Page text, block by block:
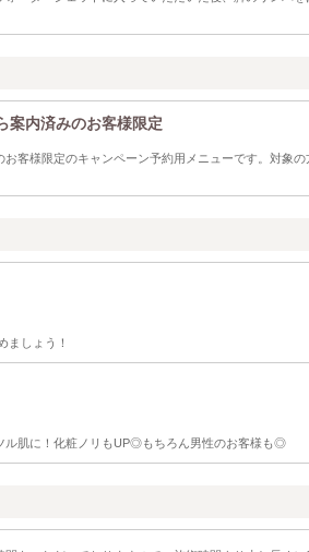
案内済みのお客様限定
客様限定のキャンペーン予約用メニューです。対象
ましょう！
ル肌に！化粧ノリもUP◎もちろん男性のお客様も◎